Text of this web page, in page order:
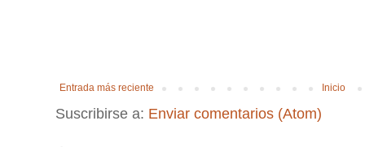
Entrada más reciente Inicio
Suscribirse a: Enviar comentarios (Atom)